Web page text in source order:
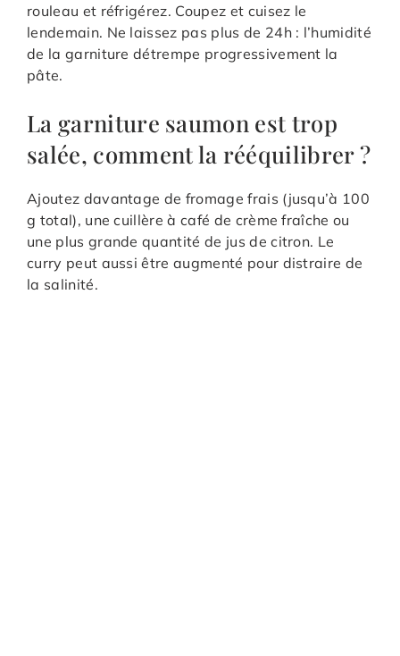
rouleau et réfrigérez. Coupez et cuisez le
lendemain. Ne laissez pas plus de 24h : l’humidité
de la garniture détrempe progressivement la
pâte.
La garniture saumon est trop
salée, comment la rééquilibrer ?
Ajoutez davantage de fromage frais (jusqu’à 100
g total), une cuillère à café de crème fraîche ou
une plus grande quantité de jus de citron. Le
curry peut aussi être augmenté pour distraire de
la salinité.